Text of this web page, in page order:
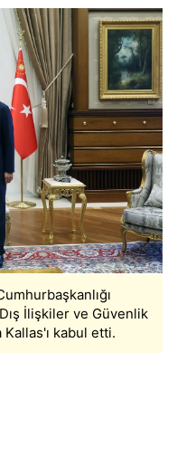
İlişkiler ve Güvenlik
kabul etti.